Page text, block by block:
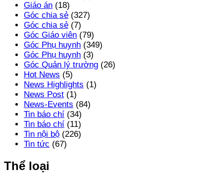
Giáo án (18)
Góc chia sẻ (327)
Góc chia sẻ (7)
Góc Giáo viên (79)
Góc Phụ huynh (349)
Góc Phụ huynh (3)
Góc Quản lý trường (26)
Hot News (5)
News Highlights (1)
News Post (1)
News-Events (84)
Tin báo chí (34)
Tin báo chí (11)
Tin nội bộ (226)
Tin tức (67)
Thể loại